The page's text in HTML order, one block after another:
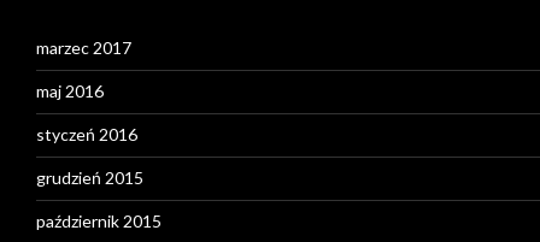
marzec 2017
maj 2016
styczeń 2016
grudzień 2015
październik 2015